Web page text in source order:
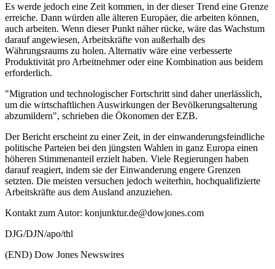
Es werde jedoch eine Zeit kommen, in der dieser Trend eine Grenze
erreiche. Dann würden alle älteren Europäer, die arbeiten können,
auch arbeiten. Wenn dieser Punkt näher rücke, wäre das Wachstum
darauf angewiesen, Arbeitskräfte von außerhalb des
Währungsraums zu holen. Alternativ wäre eine verbesserte
Produktivität pro Arbeitnehmer oder eine Kombination aus beidem
erforderlich.
"Migration und technologischer Fortschritt sind daher unerlässlich,
um die wirtschaftlichen Auswirkungen der Bevölkerungsalterung
abzumildern", schrieben die Ökonomen der EZB.
Der Bericht erscheint zu einer Zeit, in der einwanderungsfeindliche
politische Parteien bei den jüngsten Wahlen in ganz Europa einen
höheren Stimmenanteil erzielt haben. Viele Regierungen haben
darauf reagiert, indem sie der Einwanderung engere Grenzen
setzten. Die meisten versuchen jedoch weiterhin, hochqualifizierte
Arbeitskräfte aus dem Ausland anzuziehen.
Kontakt zum Autor: konjunktur.de@dowjones.com
DJG/DJN/apo/thl
(END) Dow Jones Newswires